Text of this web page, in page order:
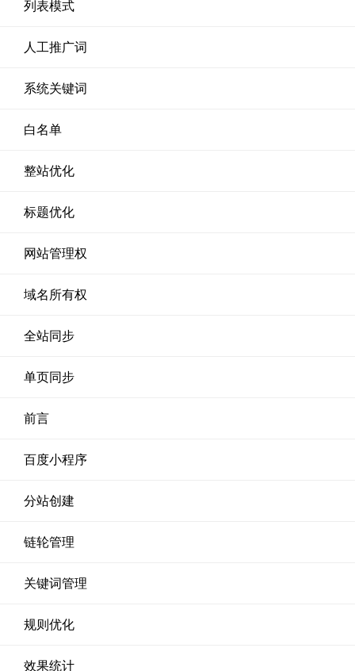
列表模式
人工推广词
系统关键词
白名单
整站优化
标题优化
网站管理权
域名所有权
全站同步
单页同步
前言
百度小程序
分站创建
链轮管理
关键词管理
规则优化
效果统计